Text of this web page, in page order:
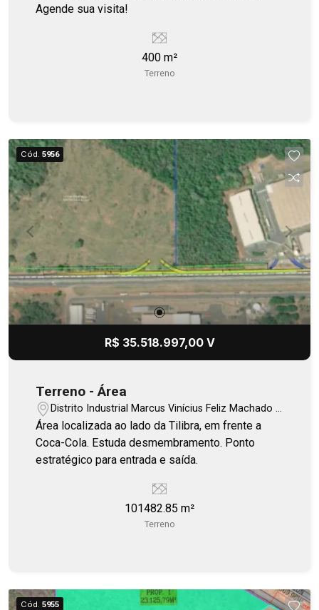
Agende sua visita!
400 m²
Terreno
Cód. 5956
R$ 35.518.997,00 V
Terreno - Área
Distrito Industrial Marcus Vinícius Feliz Machado -
Bauru/SP
Área localizada ao lado da Tilibra, em frente a
Coca-Cola. Estuda desmembramento. Ponto
estratégico para entrada e saída.
101482.85 m²
Terreno
Cód. 5955